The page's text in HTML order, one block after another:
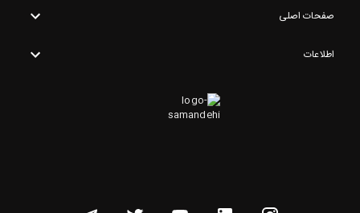
صفحات اصلی
اطلاعات